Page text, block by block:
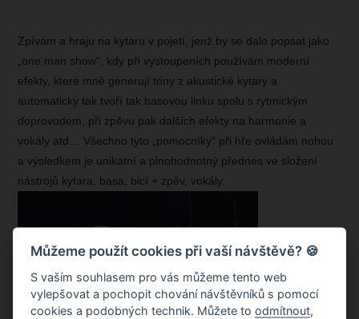
Zpívám a hraju na kytaru v pojetí, jenž by se dalo popsat jako
„one man show“, kdy při vystoupeních používám moderní
efekty, které mně generují tóny z akustické kytary a
automaticky tak tvoří tak basovou linku spolu s rytmickým
doprovodem, při zpěvu pak dalších efekty na harmonie a
vokály atd… Všechno tyto „pomocníky“ při hře ovládám nohou
a výsledkem je unikátní a plnohodnotný přednes ve složení
nástrojů kytara, basa, bicí + zpěv, vokály.
Můžeme použít cookies při vaší návštěvě? 🍪
S vaším souhlasem pro vás můžeme tento web
vylepšovat a pochopit chování návštěvníků s pomocí
cookies a podobných technik. Můžete toodmítnout,